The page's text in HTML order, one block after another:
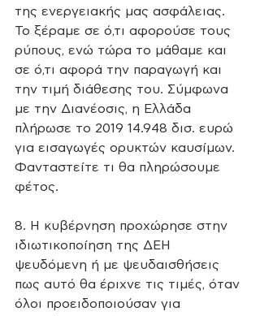
της ενεργειακής μας ασφάλειας.
Το ξέραμε σε ό,τι αφορούσε τους
ρύπους, ενώ τώρα το μάθαμε και
σε ό,τι αφορά την παραγωγή και
την τιμή διάθεσης του. Σύμφωνα
με την Διανέοσις, η Ελλάδα
πλήρωσε το 2019 14.948 δισ. ευρώ
για εισαγωγές ορυκτών καυσίμων.
Φανταστείτε τι θα πληρώσουμε
φέτος.
8. Η κυβέρνηση προχώρησε στην
ιδιωτικοποίηση της ΔΕΗ
ψευδόμενη ή με ψευδαισθήσεις
πως αυτό θα έριχνε τις τιμές, όταν
όλοι προειδοποιούσαν για